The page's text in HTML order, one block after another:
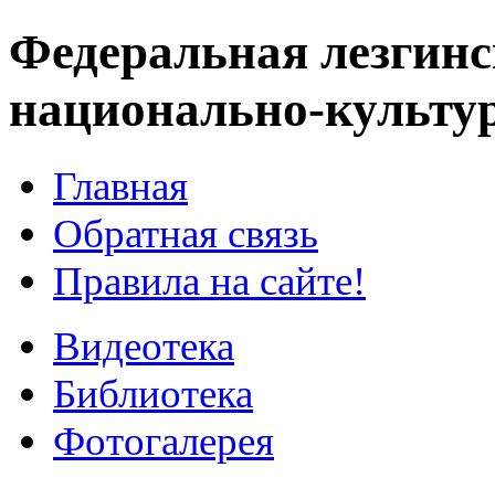
Федеральная
национально-
Главная
Обратная связь
Правила на сайте!
Видеотека
Библиотека
Фотогалерея